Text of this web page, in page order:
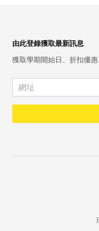
由此登錄獲取最新訊息
獲取學期開始日、折扣優
Email address